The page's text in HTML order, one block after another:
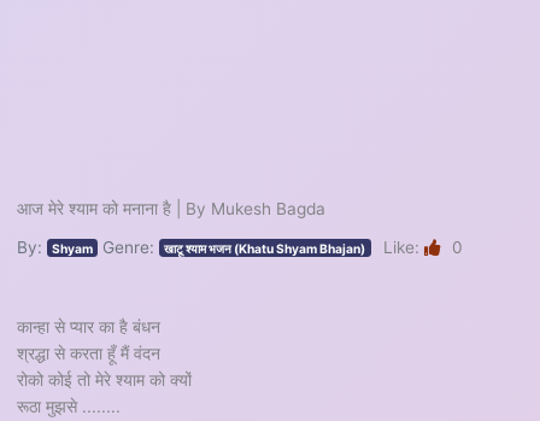
आज मेरे श्याम को मनाना है | By Mukesh Bagda
By: Shyam Genre: खाटू श्याम भजन (Khatu Shyam Bhajan) Like: 0
कान्हा से प्यार का है बंधन
श्रद्धा से करता हूँ मैं वंदन
रोको कोई तो मेरे श्याम को क्यों
रूठा मुझसे ........